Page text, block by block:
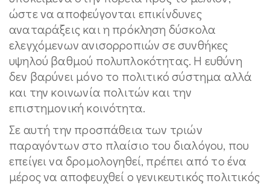
ώστε να αποφεύγονται επικίνδυνες
αναταράξεις και η πρόκληση δύσκολα
ελεγχόμενων ανισορροπιών σε συνθήκες
υψηλού βαθμού πολυπλοκότητας. Η ευθύνη
δεν βαρύνει μόνο το πολιτικό σύστημα αλλά
και την κοινωνία πολιτών και την
επιστημονική κοινότητα.
Σε αυτή την προσπάθεια των τριών
παραγόντων στο πλαίσιο του διαλόγου, που
επείγει να δρομολογηθεί, πρέπει από το ένα
μέρος να αποφευχθεί ο γενικευτικός πολιτικός